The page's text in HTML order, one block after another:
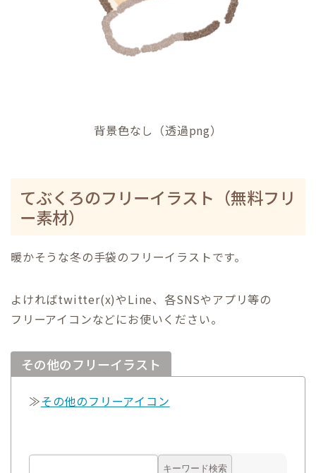
背景色なし（透過png）
てぶくろのフリーイラスト（無料フリ
ー素材）
暖かそうな冬の手袋のフリーイラストです。
よければtwitter(x)やLine、各SNSやアプリ等の
フリーアイコンなどにお使いください。
その他のフリーイラスト
≫その他のフリーアイコン